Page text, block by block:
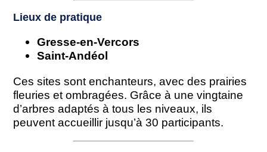
Lieux de pratique
Gresse-en-Vercors
Saint-Andéol
Ces sites sont enchanteurs, avec des prairies
fleuries et ombragées. Grâce à une vingtaine
d’arbres adaptés à tous les niveaux, ils
peuvent accueillir jusqu’à 30 participants.